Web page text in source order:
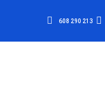
608 290 213